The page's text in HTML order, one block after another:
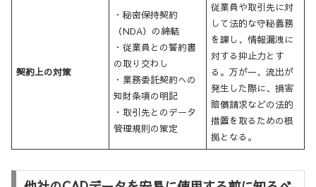
契約上の対策
・秘密保持契約
（NDA）の締結
・従業員との誓約書
の取り交わし
・業務委託契約への
知財条項の明記
・取引先とのデータ
管理規則の策定
従業員や取引先に対
して法的な守秘義務
を課し、情報漏洩に
対する抑止力とす
る。万が一、流出が
発生した際に、損害
賠償請求などの法的
措置を取るための根
拠となる。